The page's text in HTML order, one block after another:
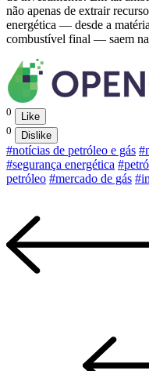
não apenas de extrair
energética — desde a
combustível final — saem
0
Like
0
Dislike
#notícias de petróleo e gás
#segurança energética
petróleo #mercado de gás